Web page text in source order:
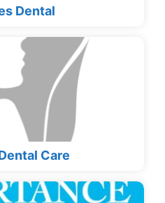
Dental
Care